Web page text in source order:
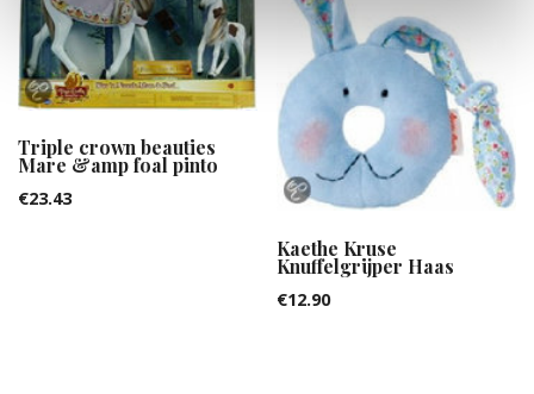
Triple crown beauties
Mare &amp foal pinto
€23.43
Kaethe Kruse
Knuffelgrijper Haas
€12.90